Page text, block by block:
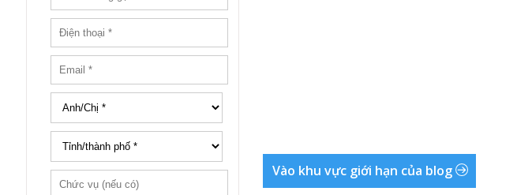
Vào khu vực giới hạn của blog